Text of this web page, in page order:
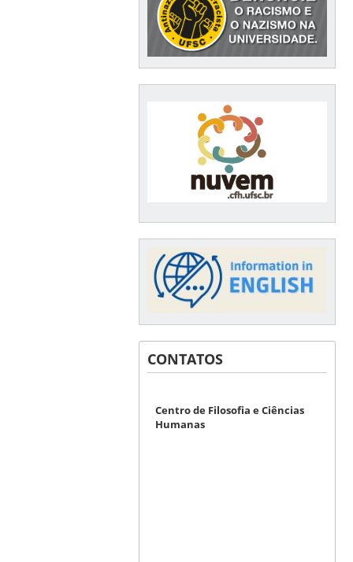
CONTATOS
Centro de Filosofia e Ciências
Humanas